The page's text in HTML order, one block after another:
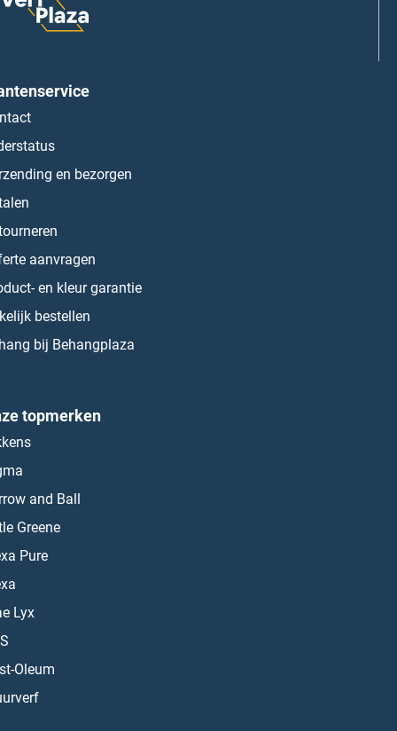
en bezorgen
aanvragen
en kleur garantie
bestellen
bij Behangplaza
topmerken
and Ball
Greene
Pure
Lyx
Oleum